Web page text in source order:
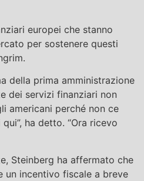
europei che stanno
per sostenere questi
della prima amministrazione
dei servizi finanziari non
americani perché non ce
ha detto. “Ora ricevo
Steinberg ha affermato che
un incentivo fiscale a breve